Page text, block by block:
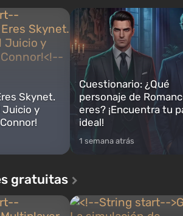
Skynet.
Juicio y
Cuestionario: ¿Qué
personaje de
eres? ¡Encuentra tu
ideal!
1 semana atrás
gratuitas